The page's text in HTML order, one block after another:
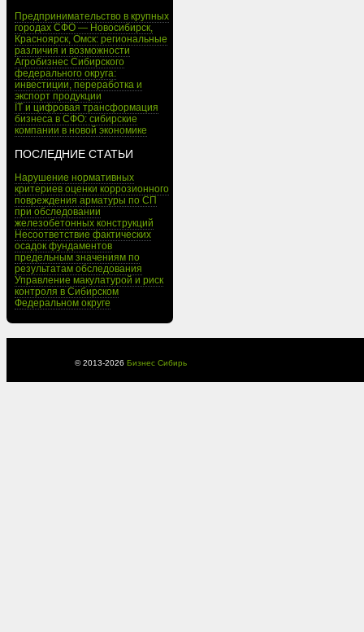
Предпринимательство в крупных
городах СФО — Новосибирск,
Красноярск, Омск: региональные
различия и возможности
Агробизнес Сибирского
федерального округа:
инвестиции, переработка и
экспорт продукции
IT и цифровая трансформация
бизнеса в СФО: сибирские
компании в новой экономике
ПОСЛЕДНИЕ СТАТЬИ
Нарушение нормативных
критериев оценки коррозионного
повреждения арматуры по СП
при обследовании
железобетонных конструкций
Несоответствие фактических
осадок фундаментов
предельным значениям по
результатам обследования
Управление макулатурой и риск
контроля в Сибирском
Федеральном округе
© 2013-2026 Бизнес Сибирь